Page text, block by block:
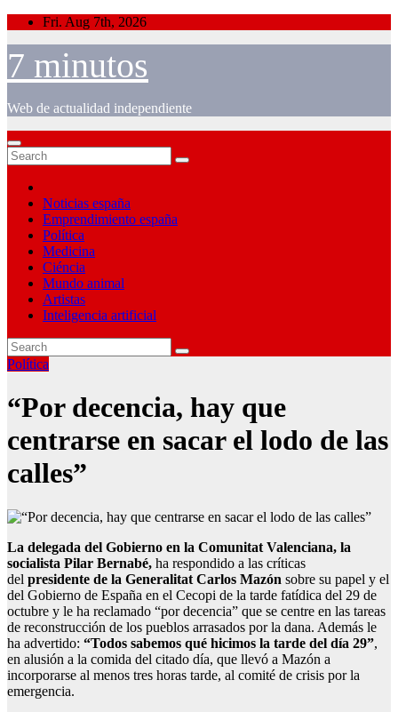
Skip
content
Fri. Aug 7th, 2026
7 minutos
Web de actualidad independiente
Noticias españa
Emprendimiento españa
Política
Medicina
Ciéncia
Mundo animal
Artistas
Inteligencia artificial
Política
“Por decencia, hay que
centrarse en sacar el lodo de las
calles”
La delegada del Gobierno en la Comunitat Valenciana, la
socialista Pilar Bernabé, ha respondido a las críticas
del presidente de la Generalitat Carlos Mazón sobre su papel y el
del Gobierno de España en el Cecopi de la tarde fatídica del 29 de
octubre y le ha reclamado “por decencia” que se centre en las tareas
de reconstrucción de los pueblos arrasados por la dana. Además le
ha advertido: “Todos sabemos qué hicimos la tarde del día 29”,
en alusión a la comida del citado día, que llevó a Mazón a
incorporarse al menos tres horas tarde, al comité de crisis por la
emergencia.